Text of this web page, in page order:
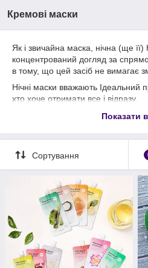
Кремові маски
Як і звичайна маска, нічна (ще
концентрований догляд за
в тому, що цей засіб не вимагає
Нічні маски вважають Ідеальний
хто хоче отримати все і відразу.
Подібно до нічних кремів, маски
відновитися після насиченого
шкіра веде ремонтні роботи.
Але ключові властивості
більшу концентрацію
здатність створювати
Найчастіше текстура буває
Показати
Сортування